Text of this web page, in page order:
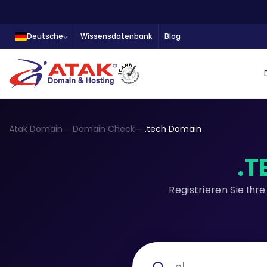
Deutsche Wissensdatenbank Blog
Atak Domain Domain Check .tech Domain
Registrieren Sie